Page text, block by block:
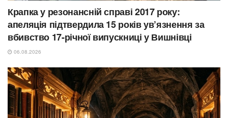
Крапка у резонансній справі 2017 року:
апеляція підтвердила 15 років ув’язнення за
вбивство 17-річної випускниці у Вишнівці
06.08.2026